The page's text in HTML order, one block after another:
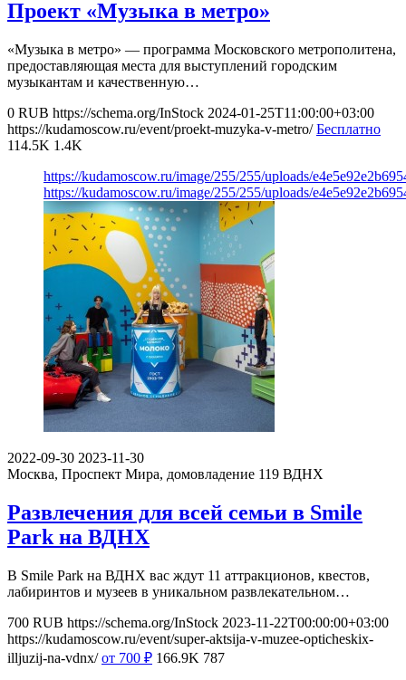
Проект «Музыка в метро»
«Музыка в метро» — программа Московского метрополитена,
предоставляющая места для выступлений городским
музыкантам и качественную…
0 RUB https://schema.org/InStock 2024-01-25T11:00:00+03:00
https://kudamoscow.ru/event/proekt-muzyka-v-metro/ Бесплатно
114.5K 1.4K
https://kudamoscow.ru/image/255/255/uploads/
https://kudamoscow.ru/image/255/255/uploads/
2022-09-30 2023-11-30
Москва, Проспект Мира, домовладение 119 ВДНХ
Развлечения для всей семьи в Smile
Park на ВДНХ
В Smile Park на ВДНХ вас ждут 11 аттракционов, квестов,
лабиринтов и музеев в уникальном развлекательном…
700 RUB https://schema.org/InStock 2023-11-22T00:00:00+03:00
https://kudamoscow.ru/event/super-aktsija-v-muzee-opticheskix-
illjuzij-na-vdnx/ от 700 ₽ 166.9K 787